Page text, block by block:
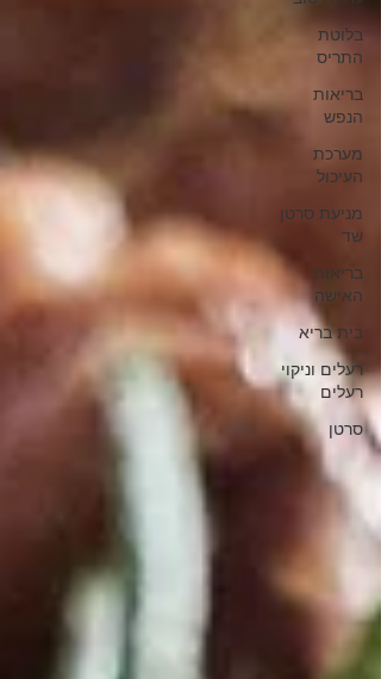
בלוטת
התריס
בריאות
הנפש
מערכת
העיכול
מניעת סרטן
שד
בריאות
האישה
בית בריא
רעלים וניקוי
רעלים
סרטן